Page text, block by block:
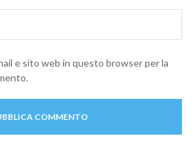
e sito web in questo browser per la